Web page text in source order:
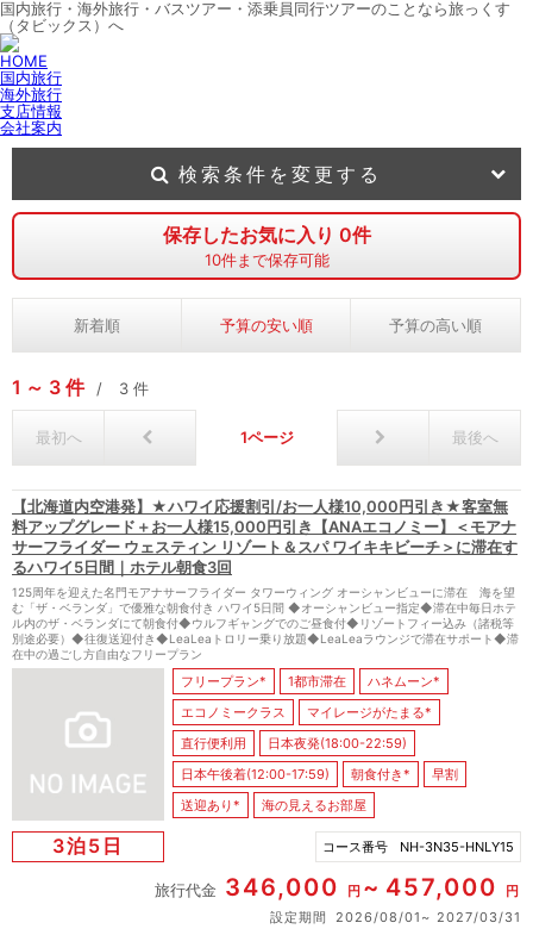
国内旅行・海外旅行・バスツアー・添乗員同行ツアーのことなら旅っくす
（タビックス）へ
HOME
国内旅行
海外旅行
支店情報
会社案内
保存したお気に入り 0件
10件まで保存可能
新着順 予算の安い順 予算の高い順
1 3 件 3 件
最初へ 1 最後へ
【北海道内空港発】★ハワイ応援割引/お一人様10,000円引き★客室無
料アップグレード＋お一人様15,000円引き【ANAエコノミー】＜モアナ
サーフライダー ウェスティン リゾート＆スパ ワイキキビーチ＞に滞在す
るハワイ5日間｜ホテル朝食3回
125周年を迎えた名門モアナサーフライダー タワーウィング オーシャンビューに滞在 海を望
む「ザ・ベランダ」で優雅な朝食付き ハワイ5日間 ◆オーシャンビュー指定◆滞在中毎日ホテ
ル内のザ・ベランダにて朝食付◆ウルフギャングでのご昼食付◆リゾートフィー込み（諸税等
別途必要）◆往復送迎付き◆LeaLeaトロリー乗り放題◆LeaLeaラウンジで滞在サポート◆滞
在中の過ごし方自由なフリープラン
フリープラン* 1都市滞在
ハネムーン*
エコノミークラス
マイレージがたまる*
直行便利用
日本夜発(18:00-22:59)
日本午後着(12:00-17:59)
朝食付き*
早割
送迎あり*
海の見えるお部屋
3泊5日 コース番号 NH-3N35-HNLY15
旅行代金 346,000 円 457,000
円
設定期間
2026/08/01 2027/03/31
検索条件を変更する